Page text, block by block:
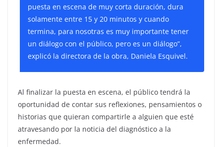
puesta en escena de muy corta duración, dura
solamente entre 15 y 20 minutos y cuando
termina, para nosotras es muy importante tener
un diálogo con el público, pero es un diálogo”,
explicó la directora de la obra, Daniela Esquivel.
Al finalizar la puesta en escena, el público tendrá la
oportunidad de contar sus reflexiones, pensamientos o
historias que quieran compartirle a alguien que esté
atravesando por la noticia del diagnóstico a la
enfermedad.